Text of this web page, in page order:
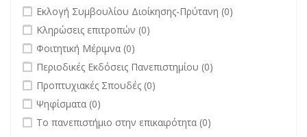
undefined
Εκλογή Συμβουλίου Διοίκησης-Πρύτανη (0)
undefined
Κληρώσεις επιτροπών (0)
undefined
Φοιτητική Μέριμνα (0)
undefined
Περιοδικές Εκδόσεις Πανεπιστημίου (0)
undefined
Προπτυχιακές Σπουδές (0)
undefined
Ψηφίσματα (0)
undefined
Το πανεπιστήμιο στην επικαιρότητα (0)